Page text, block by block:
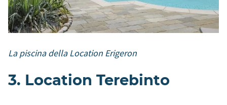
La piscina della Location Erigeron
3. Location Terebinto